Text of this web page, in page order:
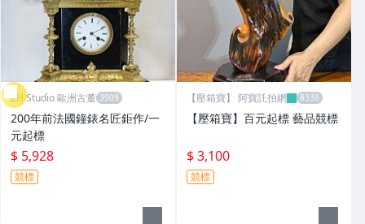
ZH Studio 歐洲古董
200年前法國鐘錶名匠鉅作/一
元起標
$ 5,928
競標
【壓箱寶】 阿寶託拍網
【壓箱寶】百元起標 藝品競標
$ 3,100
競標